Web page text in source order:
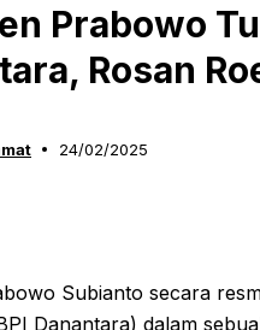
Prabowo
Rosan
24/02/2025
Subianto secara
Danantara) dalam